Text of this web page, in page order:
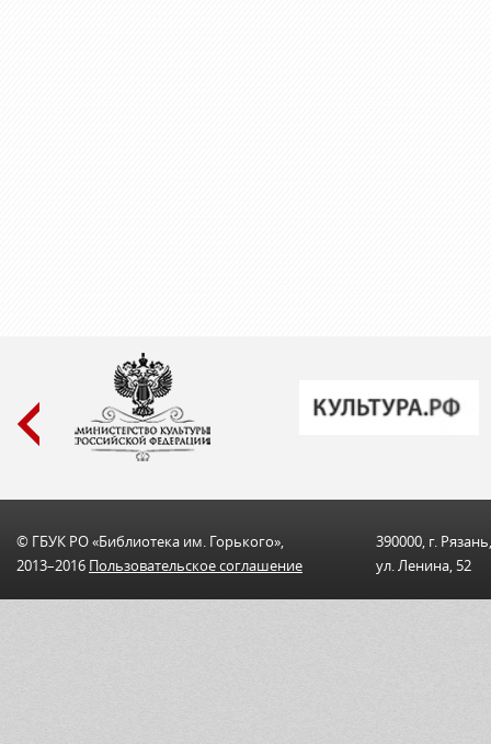
© ГБУК РО «Библиотека им. Горького»,
2013–2016 Пользовательскоe соглашениe
390000, г. Рязань,
ул. Ленина, 52